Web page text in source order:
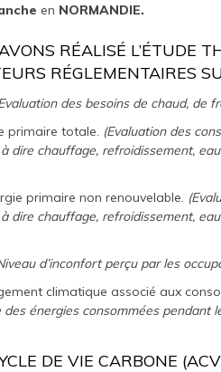
en NORMANDIE.
RÉALISÉ L’ÉTUDE
RÉGLEMENTAIRES
des besoins de chaud, de
primaire totale. (Evaluation des
dire chauffage, refroidissement,
primaire non renouvelable.
dire chauffage, refroidissement,
d’inconfort perçu par les
climatique associé aux
énergies consommées pendant
DE VIE CARBONE